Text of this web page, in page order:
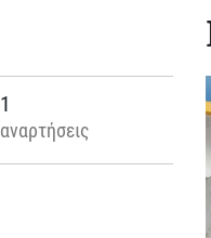
1
αναρτήσεις